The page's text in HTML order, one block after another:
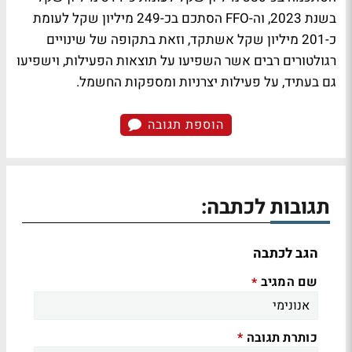
בשנת 2023, וה-FFO הסתכם בכ-249 מיליון שקל לעומת
כ-201 מיליון שקל אשתקד, וזאת בתקופה של שינויים
רגולטורים רבים אשר השפיעו על תוצאות הפעילות, וישפיעו
גם בעתיד, על פעילות יצרניות ומספקות החשמל.
הוספת תגובה
תגובות לכתבה:
הגב לכתבה
שם המגיב *
כותרת תגובה *